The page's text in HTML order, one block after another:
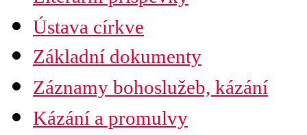
Ústava církve
Preambule
Závěrečná ustanovení
Organizační uspořádání
Diecéze
Základní dokumenty
Záznamy bohoslužeb, kázání
Kázání a promulvy